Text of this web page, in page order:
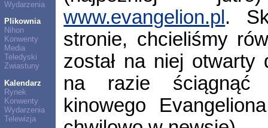
Wydarzenia
Plikownia
Nihon
Konwenty
Media
Teledyski
Zwiastuny
Kalendarz
Rynek
Konwenty
Wydarzenia
Telewizja
www.evangelion.pl .
stronie, chcieliśmy
został na niej otwarty
na razie ściągnąć
kinowego